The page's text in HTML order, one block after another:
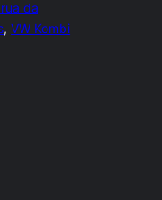
da
, VW Kombi